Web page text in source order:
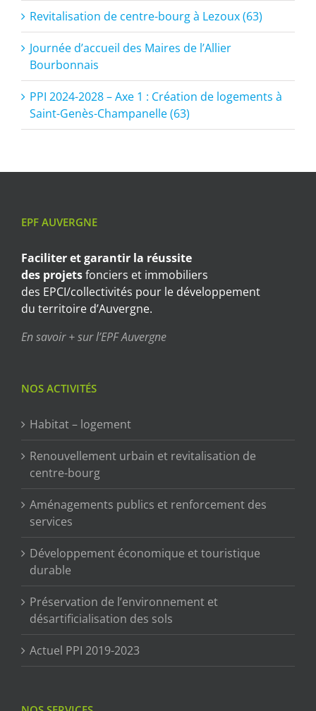
Revitalisation de centre-bourg à Lezoux (63)
Journée d’accueil des Maires de l’Allier
Bourbonnais
PPI 2024-2028 – Axe 1 : Création de logements à
Saint-Genès-Champanelle (63)
EPF AUVERGNE
Faciliter et garantir la réussite
des projetsfonciers et immobiliers
des EPCI/collectivités pour le développement
du territoire d’Auvergne.
En savoir + sur l’EPF Auvergne
NOS ACTIVITÉS
Habitat – logement
Renouvellement urbain et revitalisation de
centre-bourg
Aménagements publics et renforcement des
services
Développement économique et touristique
durable
Préservation de l’environnement et
désartificialisation des sols
Actuel PPI 2019-2023